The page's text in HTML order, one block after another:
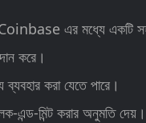
Coinbase এর মধ্যে একটি
করে।
ব্যবহার করা যেতে পারে।
এন্ড-মিন্ট করার অনুমতি দেয়।